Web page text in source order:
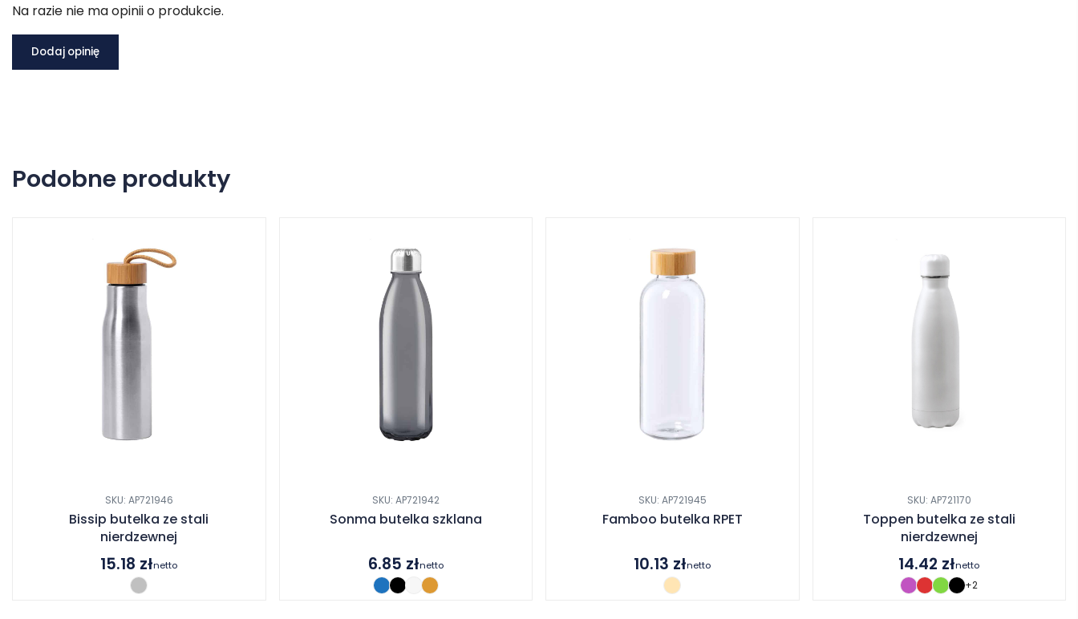
Na razie nie ma opinii o produkcie.
Dodaj opinię
Podobne produkty
SKU: AP721946
Bissip butelka ze stali
nierdzewnej
15.18 złnetto
SKU: AP721942
Sonma butelka szklana
6.85 złnetto
SKU: AP721945
Famboo butelka RPET
10.13 złnetto
SKU: AP721170
Toppen butelka ze stali
nierdzewnej
14.42 złnetto
+2